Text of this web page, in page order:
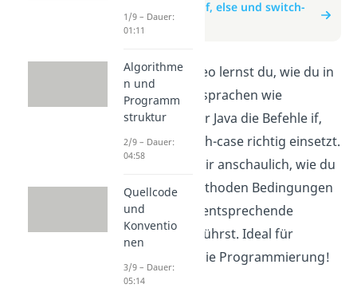
zum Beitrag: if, else und switch-
case
In diesem Video lernst du, wie du in
Programmiersprachen wie
JavaScript oder Java die Befehle if,
else und switch-case richtig einsetzt.
Wir erklären dir anschaulich, wie du
mit diesen Methoden Bedingungen
abfragst und entsprechende
Aktionen ausführst. Ideal für
Einsteiger in die Programmierung!
1/9 – Dauer:
01:11
Algorithme
n und
Programm
struktur
2/9 – Dauer:
04:58
Quellcode
und
Konventio
nen
3/9 – Dauer:
05:14